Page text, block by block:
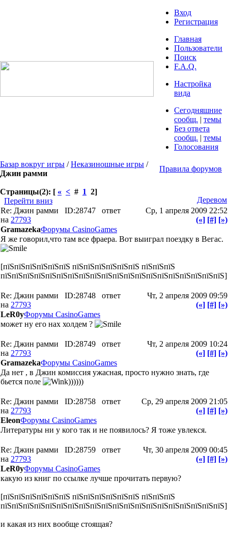
Вход
Регистрация
Главная
Пользователи
Поиск
F.A.Q.
Настройка
вида
Сегодняшние
сообщ. | темы
Без ответа
сообщ. | темы
Голосования
Базар вокруг игры /Неказиношные игры /
Джин рамми
Правила форумов
Страницы(2): [ « < # 1 2]
Перейти вниз
Деревом
Re: Джин рамми
ID:28747 ответ
на 27793
Ср, 1 апреля 2009 22:52
(«] [#] [»)
GramazekaФорумы CasinoGames
Я же говорил,что там все фраера. Вот выиграл поездку в Вегас.
[пїЅпїЅпїЅпїЅпїЅпїЅ пїЅпїЅпїЅпїЅпїЅпїЅ пїЅпїЅпїЅ
пїЅпїЅпїЅпїЅпїЅпїЅпїЅпїЅпїЅпїЅпїЅпїЅпїЅпїЅпїЅпїЅпїЅпїЅпїЅпїЅ]
Re: Джин рамми ID:28748 ответ
на 27793
Чт, 2 апреля 2009 09:59
(«] [#] [»)
LeR0yФорумы CasinoGames
может ну его нах холдем ?
Re: Джин рамми ID:28749 ответ
на 27793
Чт, 2 апреля 2009 10:24
(«] [#] [»)
GramazekaФорумы CasinoGames
Да нет , в Джин комиссия ужасная, просто нужно знать, где
бьется поле
))))))
Re: Джин рамми ID:28758 ответ
на 27793
Ср, 29 апреля 2009 21:05
(«] [#] [»)
EleonФорумы CasinoGames
Литературы ни у кого так и не появилось? Я тоже увлекся.
Re: Джин рамми ID:28759 ответ
на 27793
Чт, 30 апреля 2009 00:45
(«] [#] [»)
LeR0yФорумы CasinoGames
какую из книг по ссылке лучше прочитать первую?
[пїЅпїЅпїЅпїЅпїЅпїЅ пїЅпїЅпїЅпїЅпїЅпїЅ пїЅпїЅпїЅ
пїЅпїЅпїЅпїЅпїЅпїЅпїЅпїЅпїЅпїЅпїЅпїЅпїЅпїЅпїЅпїЅпїЅпїЅпїЅпїЅ]
и какая из них вообще стоящая?